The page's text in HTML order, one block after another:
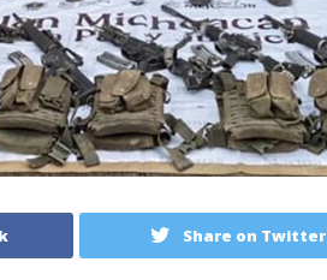
Share on Twitter